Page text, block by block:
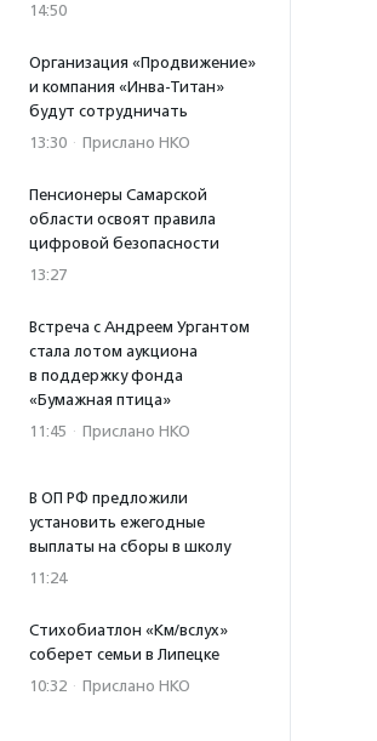
14:50
Организация «Продвижение»
и компания «Инва-Титан»
будут сотрудничать
13:30 · Прислано НКО
Пенсионеры Самарской
области освоят правила
цифровой безопасности
13:27
Встреча с Андреем Ургантом
стала лотом аукциона
в поддержку фонда
«Бумажная птица»
11:45 · Прислано НКО
В ОП РФ предложили
установить ежегодные
выплаты на сборы в школу
11:24
Стихобиатлон «Км/вслух»
соберет семьи в Липецке
10:32 · Прислано НКО